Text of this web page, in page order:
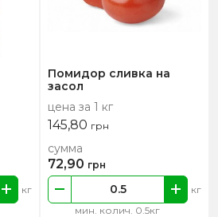
кг
Помидор сливка на
засол
цена за 1 кг
145,80 грн
мин. колич. 0.5кг
кг
сумма
72,90 грн